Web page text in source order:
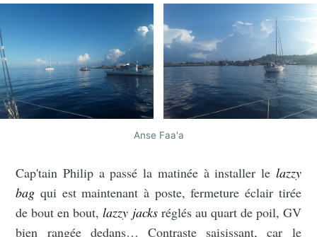
Anse Faa'a
Cap'tain Philip a passé la matinée à installer le lazzy
bagqui est maintenant à poste, fermeture éclair tirée
de bout en bout,lazzy jacks réglés au quart de poil, GV
bien rangée dedans… Contraste saisissant, car le